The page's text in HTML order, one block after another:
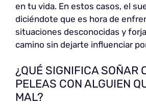
en tu vida. En estos casos, el
diciéndote que es hora de
situaciones desconocidas y
camino sin dejarte influenciar
¿QUÉ SIGNIFICA SOÑAR
PELEAS CON ALGUIEN
MAL?